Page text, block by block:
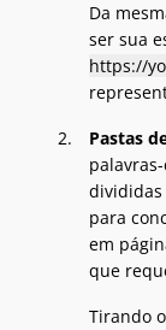
Da
ser sua
https://
Pastas
divididas
para
em
que
Tirando